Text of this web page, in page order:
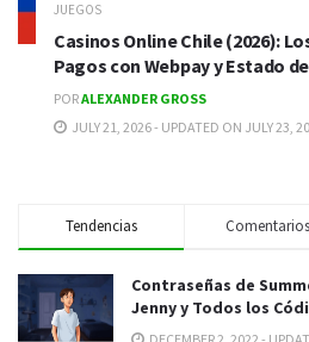
JUEGOS
Casinos Online Chile (2026):
Pagos con Webpay y Estado
PORALEXANDER GROSS
JULY 21, 2026 - UPDATED ON JULY 23,
Tendencias Comentarios
Contraseñas de
Jenny y Todos los